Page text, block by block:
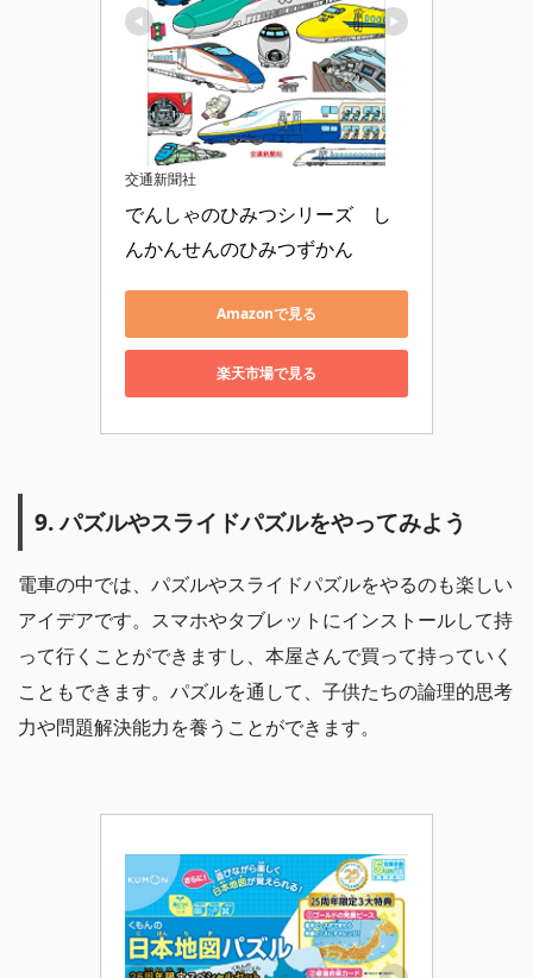
交通新聞社
でんしゃのひみつシリーズ　し
んかんせんのひみつずかん
Amazonで見る
楽天市場で見る
9. パズルやスライドパズルをやってみよう
電車の中では、パズルやスライドパズルをやるのも楽しい
アイデアです。スマホやタブレットにインストールして持
って行くことができますし、本屋さんで買って持っていく
こともできます。パズルを通して、子供たちの論理的思考
力や問題解決能力を養うことができます。